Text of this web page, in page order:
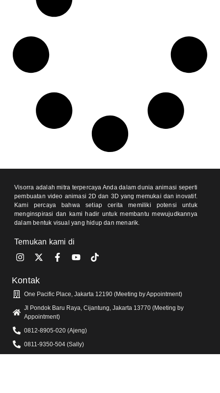
Visorra adalah mitra terpercaya Anda dalam dunia animasi seperti
pembuatan video animasi 2D dan 3D yang memukai dan inovatif.
Kami percaya bahwa setiap cerita memiliki potensi untuk
menginspirasi dan kami hadir untuk membantu mewujudkannya
dalam bentuk visual yang hidup dan menarik.
Temukan kami di
Kontak
One Pacific Place, Jakarta 12190 (Meeting by Appointment)
Jl Pondok Baru Raya, Cijantung, Jakarta 13770 (Meeting by
Appointment)
0812-8905-020 (Ajeng)
0811-9350-504 (Sally)